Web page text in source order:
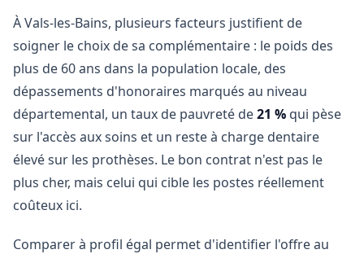
À Vals-les-Bains, plusieurs facteurs justifient de
soigner le choix de sa complémentaire : le poids des
plus de 60 ans dans la population locale, des
dépassements d'honoraires marqués au niveau
départemental, un taux de pauvreté de21 % qui pèse
sur l'accès aux soins et un reste à charge dentaire
élevé sur les prothèses. Le bon contrat n'est pas le
plus cher, mais celui qui cible les postes réellement
coûteux ici.
Comparer à profil égal permet d'identifier l'offre au